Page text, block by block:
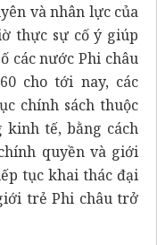
và nhân lực của
thực sự cố ý giúp
các nước Phi châu
cho tới nay, các
chính sách thuộc
tế, bằng cách
quyền và giới
tục khai thác đại
trẻ Phi châu trở